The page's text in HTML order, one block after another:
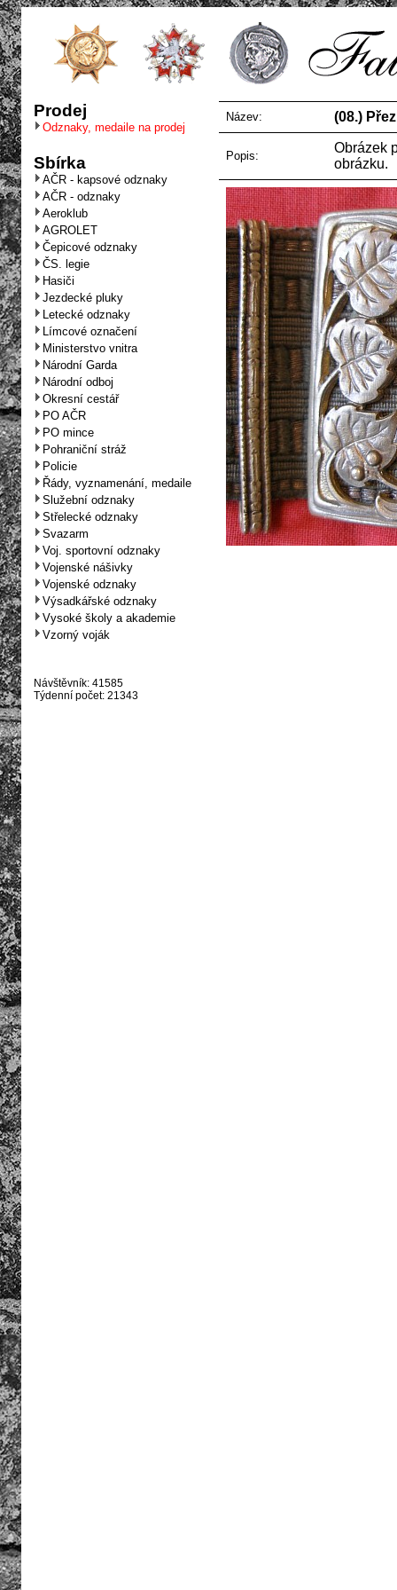
Prodej
Odznaky, medaile na prodej
Sbírka
AČR - kapsové odznaky
AČR - odznaky
Aeroklub
AGROLET
Čepicové odznaky
ČS. legie
Hasiči
Jezdecké pluky
Letecké odznaky
Límcové označení
Ministerstvo vnitra
Národní Garda
Národní odboj
Okresní cestář
PO AČR
PO mince
Pohraniční stráž
Policie
Řády, vyznamenání, medaile
Služební odznaky
Střelecké odznaky
Svazarm
Voj. sportovní odznaky
Vojenské nášivky
Vojenské odznaky
Výsadkářské odznaky
Vysoké školy a akademie
Vzorný voják
Návštěvník: 41585
Týdenní počet: 21343
Název: (08.)
Popis:
Obrázek
obrázku.